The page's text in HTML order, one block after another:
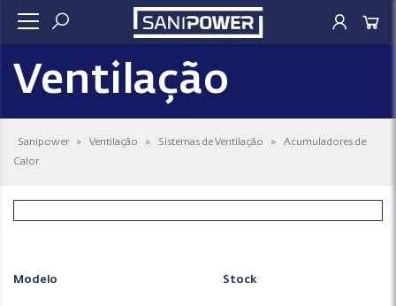
Ventilação
Sanipower > Ventilação > Sistemas de Ventilação >
Acumuladores de
Calor
Modelo Stock